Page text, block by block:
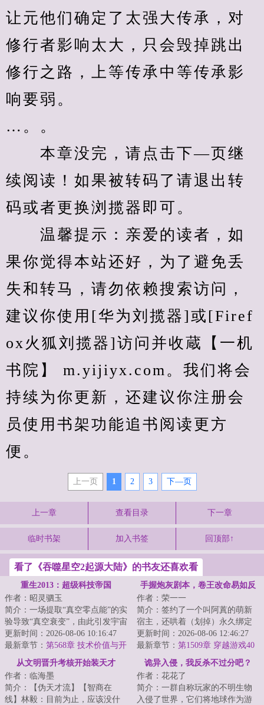
让元他们确定了太强大传承，对
修行者影响太大，只会毁掉跳出
修行之路，上等传承中等传承影
响要弱。
…。。
本章没完，请点击下—页继
续阅读！如果被转码了请退出转
码或者更换浏揽器即可。
温馨提示：亲爱的读者，如
果你觉得本站还好，为了避免丢
失和转马，请勿依赖搜索访问，
建议你使用[华为刘揽器]或[Firef
ox火狐刘揽器]访问并收蔵【一机
书院】 m.yijiyx.com。我们将会
持续为你更新，还建议你注册会
员使用书架功能追书阅读更方
便。
上一页 1 2 3 下—页
上一章 查看目录 下一章
临时书架 加入书签 回顶部↑
看了《吞噬星空2起源大陆》的书友还喜欢看
重生2013：超级科技帝国
作者：昭灵驷玉
简介：一场提取“真空零点能”的实
验导致“真空衰变”，由此引发宇宙
级灾难，陆安作为人类唯一的幸
存者穿...
更新时间：2026-08-06 10:16:47
最新章节： 第568章 技术价值与开
手握炮灰剧本，卷王改命易如反
作者：荣一一
简介：签约了一个叫阿蒖的萌新
宿主，还哄着（划掉）永久绑定
了，很快发现表面乖巧老实的新
宿主有两副面孔...
更新时间：2026-08-06 12:46:27
最新章节： 第1509章 穿越游戏40
从文明晋升考核开始装天才
作者：临海墨
简介：【伪天才流】【智商在
线】林毅：目前为止，应该没什
诡异入侵，我反杀不过分吧？
作者：花花了
简介：一群自称玩家的不明生物
入侵了世界，它们将地球作为游